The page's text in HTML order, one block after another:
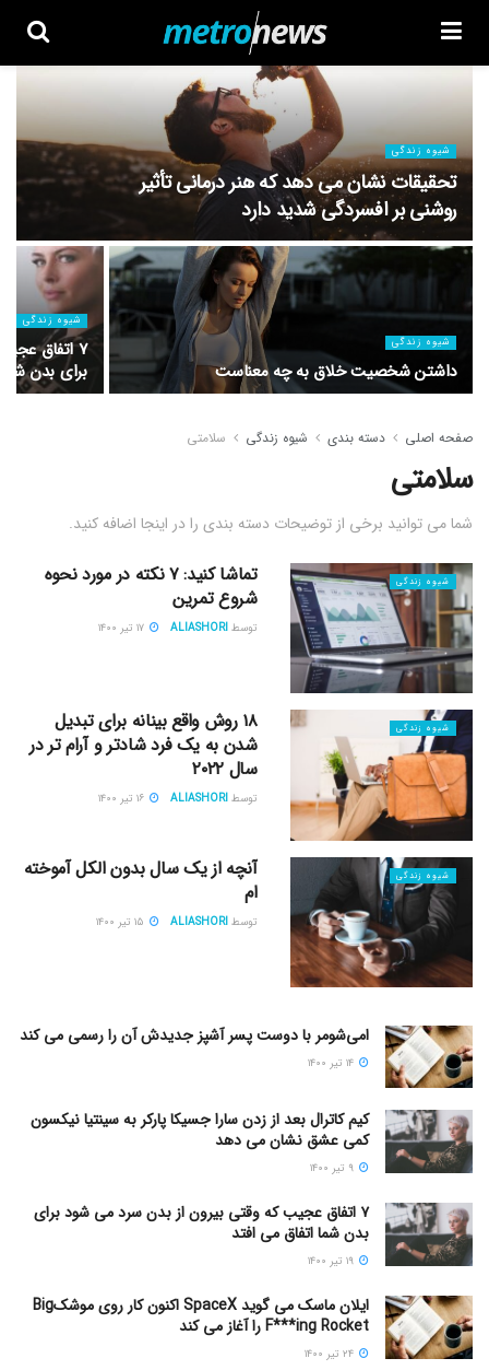
شیوه زندگی
تحقیقات نشان می دهد که هنر درمانی تأثیر
روشنی بر افسردگی شدید دارد
شیوه زندگی
داشتن شخصیت خلاق به چه معناست
شیوه زندگی
۷ اتفاق
برای بدن
صفحه اصلی دسته بندی شیوه زندگی سلامتی
سلامتی
شما می توانید برخی از توضیحات دسته بندی را در اینجا اضافه کنید.
شیوه زندگی
تماشا کنید: ۷ نکته در مورد نحوه
شروع تمرین
توسط ALIASHORI ۱۷ تیر ۱۴۰۰
شیوه زندگی
۱۸ روش واقع بینانه برای تبدیل
شدن به یک فرد شادتر و آرام تر در
سال ۲۰۲۲
توسط ALIASHORI ۱۶ تیر ۱۴۰۰
شیوه زندگی
آنچه از یک سال بدون الکل آموخته
ام
توسط ALIASHORI
امی‌شومر با دوست پسر آشپز جدیدش آن را رسمی می کند
کیم کاترال بعد از زدن سارا جسیکا پارکر به سینتیا نیکسون
کمی عشق نشان می دهد
۷ اتفاق عجیب که وقتی بیرون از بدن سرد می شود برای
بدن شما اتفاق می افتد
ایلان ماسک می گوید SpaceX اکنون کار روی موشکBig
F***ing Rocket را آغاز می کند